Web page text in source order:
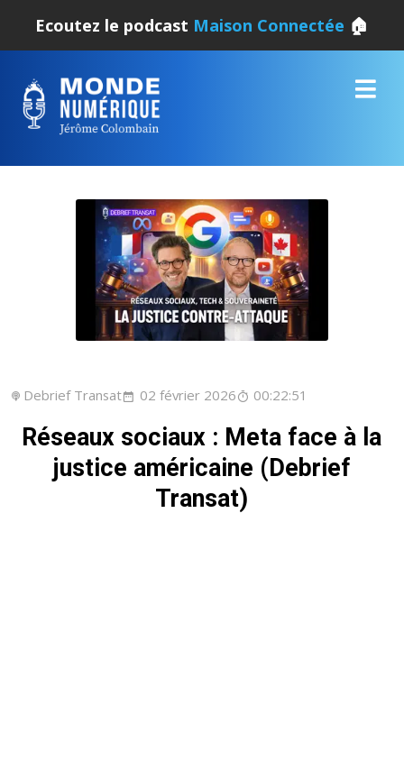
Ecoutez le podcast Maison Connectée 🏠
Debrief Transat 02 février 2026 00:22:51
Réseaux sociaux : Meta face à la
justice américaine (Debrief
Transat)